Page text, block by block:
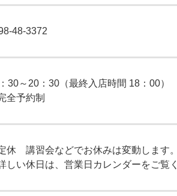
48-3372
30～20：30（最終入店時間 18：00）
全予約制
休 講習会などでお休みは変動します。
しい休日は、営業日カレンダーをご覧